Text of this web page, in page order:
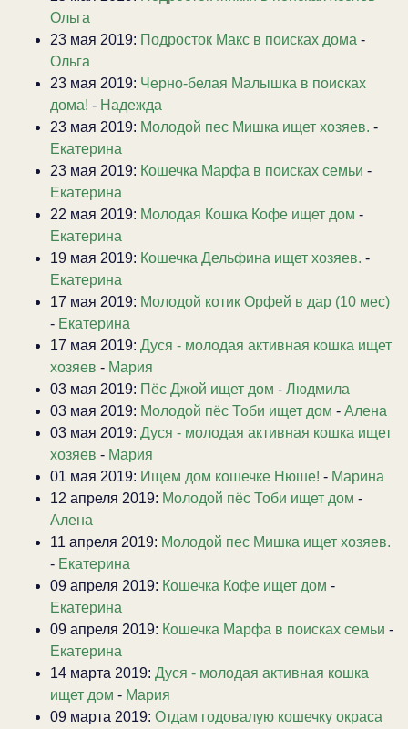
Ольга
23 мая 2019: Подросток Макс в поисках дома -
Ольга
23 мая 2019: Черно-белая Малышка в поисках
дома! - Надежда
23 мая 2019: Молодой пес Мишка ищет хозяев. -
Екатерина
23 мая 2019: Кошечка Марфа в поисках семьи -
Екатерина
22 мая 2019: Молодая Кошка Кофе ищет дом -
Екатерина
19 мая 2019: Кошечка Дельфина ищет хозяев. -
Екатерина
17 мая 2019: Молодой котик Орфей в дар (10 мес)
- Екатерина
17 мая 2019: Дуся - молодая активная кошка ищет
хозяев - Мария
03 мая 2019: Пёс Джой ищет дом - Людмила
03 мая 2019: Молодой пёс Тоби ищет дом - Алена
03 мая 2019: Дуся - молодая активная кошка ищет
хозяев - Мария
01 мая 2019: Ищем дом кошечке Нюше! - Марина
12 апреля 2019: Молодой пёс Тоби ищет дом -
Алена
11 апреля 2019: Молодой пес Мишка ищет хозяев.
- Екатерина
09 апреля 2019: Кошечка Кофе ищет дом -
Екатерина
09 апреля 2019: Кошечка Марфа в поисках семьи -
Екатерина
14 марта 2019: Дуся - молодая активная кошка
ищет дом - Мария
09 марта 2019: Отдам годовалую кошечку окраса